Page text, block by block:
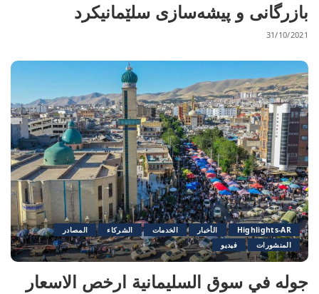
بازرگانی و پیشەسازی سلێمانیکرد
31/10/2021
Highlights-AR الأخبار الخدمات الشرکاء
المصادر
المنشورات
فيديو
جوله في سوق السليمانية ارخص الاسعار